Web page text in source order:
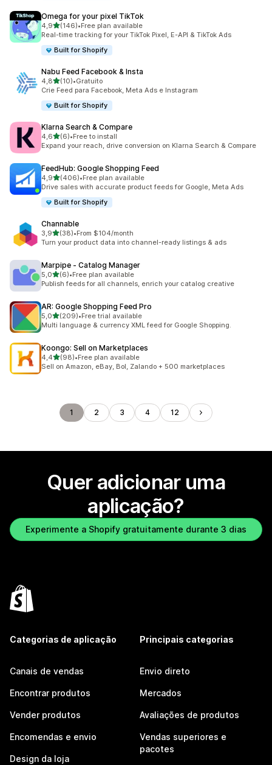
Omega for your pixel TikTok
4,9de 5 estrelas
(146)
146 total de avaliações
•Free plan available
Real-time tracking for your TikTok Pixel, E-API & TikTok Ads
Built for Shopify
Nabu Feed Facebook & Insta
4,8de 5 estrelas
(10)
10 total de avaliações
•Gratuito
Crie Feed para Facebook, Meta Ads e Instagram
Built for Shopify
Klarna Search & Compare
4,6de 5 estrelas
(6)
6 total de avaliações
•Free to install
Expand your reach, drive conversion on Klarna Search & Compare
FeedHub: Google Shopping Feed
4,9de 5 estrelas
(406)
406 total de avaliações
•Free plan available
Drive sales with accurate product feeds for Google, Meta Ads
Built for Shopify
Channable
3,9de 5 estrelas
(38)
38 total de avaliações
•From $104/month
Turn your product data into channel-ready listings & ads
Marpipe ‑ Catalog Manager
5,0de 5 estrelas
(6)
6 total de avaliações
•Free plan available
Publish feeds for all channels, enrich your catalog creative
AR: Google Shopping Feed Pro
5,0de 5 estrelas
(209)
209 total de avaliações
•Free trial available
Multi language & currency XML feed for Google Shopping.
Koongo: Sell on Marketplaces
4,4de 5 estrelas
(98)
98 total de avaliações
•Free plan available
Sell on Amazon, eBay, Bol, Zalando + 500 marketplaces
1 2 3 4 12
Quer adicionar uma
aplicação?
Experimente a Shopify gratuitamente durante 3 dias
Categorias de aplicação
Canais de vendas
Encontrar produtos
Vender produtos
Encomendas e envio
Design da loja
Principais categorias
Envio direto
Mercados
Avaliações de produtos
Vendas superiores e
pacotes